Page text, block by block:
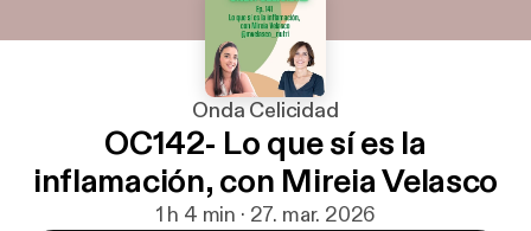
Onda Celicidad
OC142- Lo que sí es la
inflamación, con Mireia Velasco
1 h 4 min · 27. mar. 2026